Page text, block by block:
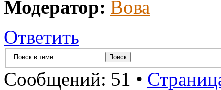
Модератор: Вова
Ответить
Сообщений: 51 •